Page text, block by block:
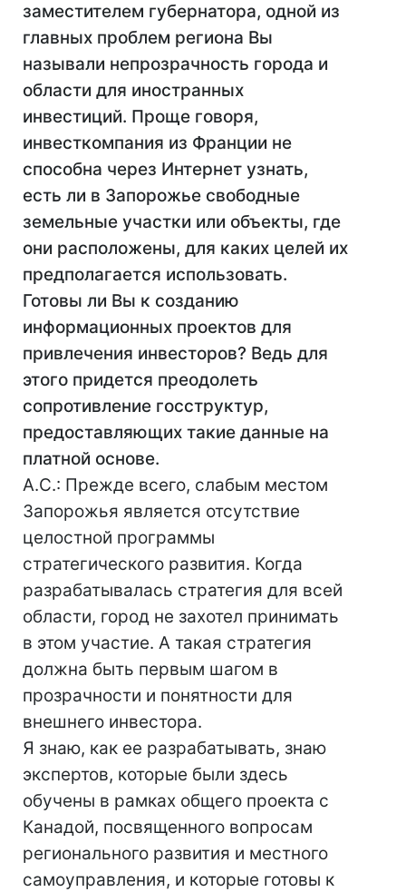
заместителем губернатора, одной из
главных проблем региона Вы
называли непрозрачность города и
области для иностранных
инвестиций. Проще говоря,
инвесткомпания из Франции не
способна через Интернет узнать,
есть ли в Запорожье свободные
земельные участки или объекты, где
они расположены, для каких целей их
предполагается использовать.
Готовы ли Вы к созданию
информационных проектов для
привлечения инвесторов? Ведь для
этого придется преодолеть
сопротивление госструктур,
предоставляющих такие данные на
платной основе.
А.С.: Прежде всего, слабым местом
Запорожья является отсутствие
целостной программы
стратегического развития. Когда
разрабатывалась стратегия для всей
области, город не захотел принимать
в этом участие. А такая стратегия
должна быть первым шагом в
прозрачности и понятности для
внешнего инвестора.
Я знаю, как ее разрабатывать, знаю
экспертов, которые были здесь
обучены в рамках общего проекта с
Канадой, посвященного вопросам
регионального развития и местного
самоуправления, и которые готовы к